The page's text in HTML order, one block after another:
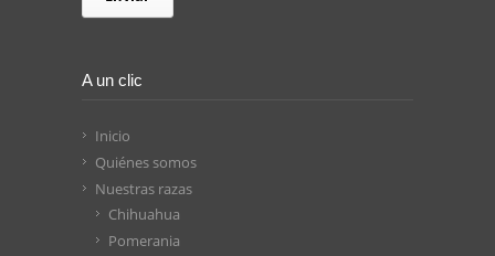
A un clic
Inicio
Quiénes somos
Nuestras razas
Chihuahua
Pomerania